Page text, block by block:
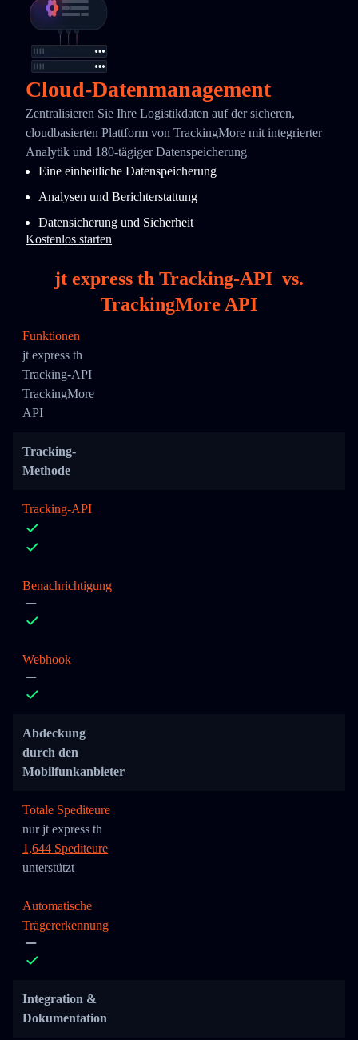
Cloud-Datenmanagement
Zentralisieren Sie Ihre Logistikdaten auf der sicheren,
cloudbasierten Plattform von TrackingMore mit integrierter
Analytik und 180-tägiger Datenspeicherung
Eine einheitliche Datenspeicherung
Analysen und Berichterstattung
Datensicherung und Sicherheit
Kostenlos starten
jt express th Tracking-API vs.
TrackingMore API
Funktionen
jt express th
Tracking-API
TrackingMore
API
Tracking-
Methode
Tracking-API
Benachrichtigung
Webhook
Abdeckung
durch den
Mobilfunkanbieter
Totale Spediteure
nur jt express th
1,644 Spediteure
unterstützt
Automatische
Trägererkennung
Integration &
Dokumentation